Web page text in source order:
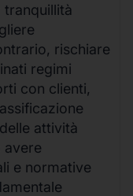
tranquillità
rischiare
regimi
con clienti,
attività
avere
e normative